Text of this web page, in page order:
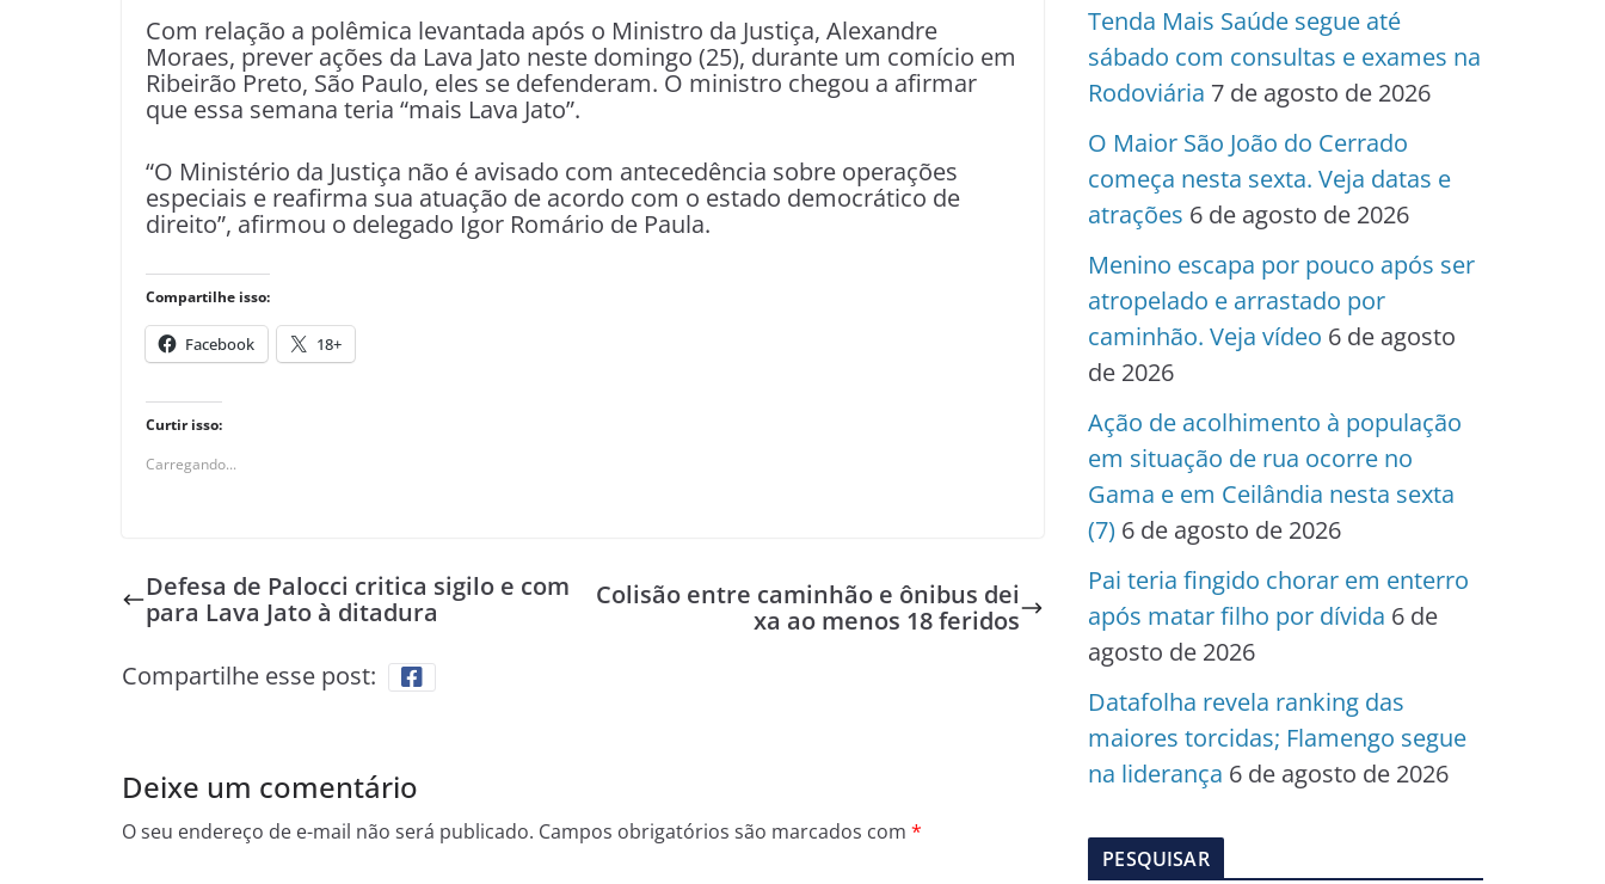
Com relação a polêmica levantada após o Ministro da Justiça, Alexandre
Moraes, prever ações da Lava Jato neste domingo (25), durante um comício em
Ribeirão Preto, São Paulo, eles se defenderam. O ministro chegou a afirmar
que essa semana teria “mais Lava Jato”.
“O Ministério da Justiça não é avisado com antecedência sobre operações
especiais e reafirma sua atuação de acordo com o estado democrático de
direito”, afirmou o delegado Igor Romário de Paula.
Compartilhe isso:
Facebook 18+
Curtir isso:
Carregando...
Defesa de Palocci critica sigilo e com
para Lava Jato à ditadura
Colisão entre caminhão e ônibus dei
xa ao menos 18 feridos
Compartilhe esse post:
Deixe um comentário
O seu endereço de e-mail não será publicado. Campos obrigatórios são marcados com *
Tenda Mais Saúde segue até
sábado com consultas e exames na
Rodoviária 7 de agosto de 2026
O Maior São João do Cerrado
começa nesta sexta. Veja datas e
atrações 6 de agosto de 2026
Menino escapa por pouco após ser
atropelado e arrastado por
caminhão. Veja vídeo 6 de agosto
de 2026
Ação de acolhimento à população
em situação de rua ocorre no
Gama e em Ceilândia nesta sexta
(7) 6 de agosto de 2026
Pai teria fingido chorar em enterro
após matar filho por dívida 6 de
agosto de 2026
Datafolha revela ranking das
maiores torcidas; Flamengo segue
na liderança 6 de agosto de 2026
PESQUISAR